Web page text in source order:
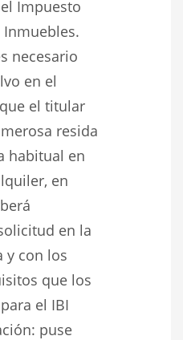
Impuesto
necesario
en el
el titular
resida
habitual en
en
en la
y con los
que los
el IBI
puse